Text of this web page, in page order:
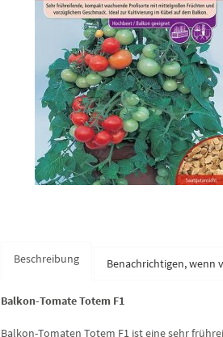
Beschreibung Benachrichtigen, wenn
Balkon-Tomate Totem F1
Balkon-Tomaten Totem F1 ist eine sehr